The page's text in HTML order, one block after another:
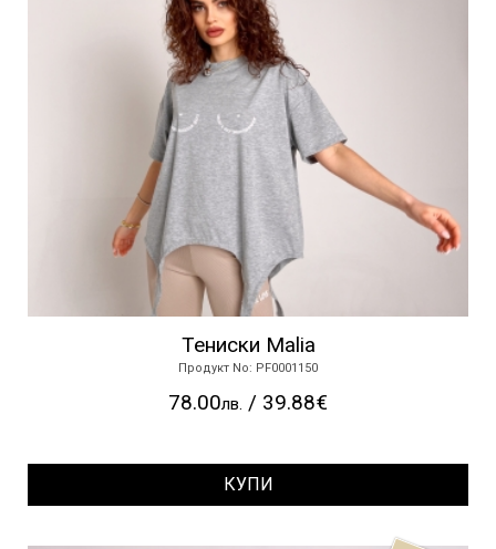
Тениски Malia
Продукт No: PF0001150
78.00лв. / 39.88€
КУПИ